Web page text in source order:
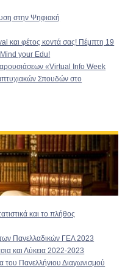
στην Ψηφιακή
και φέτος κοντά σας! Πέμπτη 19
your Edu!
«Virtual Info Week
Σπουδών στο
και το πλήθος
Πανελλαδικών ΓΕΛ 2023
και Λύκεια 2022-2023
του Πανελλήνιου Διαγωνισμού